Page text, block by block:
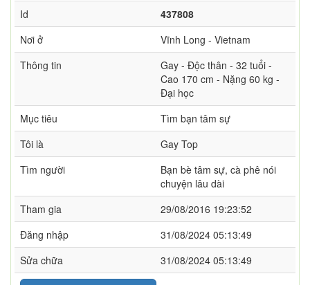
Id
437808
Nơi ở
Vĩnh Long - Vietnam
Thông tin
Gay - Độc thân - 32 tuổi -
Cao 170 cm - Nặng 60 kg -
Đại học
Mục tiêu
Tìm bạn tâm sự
Tôi là
Gay Top
Tìm người
Bạn bè tâm sự, cà phê nói
chuyện lâu dài
Tham gia
29/08/2016 19:23:52
Đăng nhập
31/08/2024 05:13:49
Sửa chữa
31/08/2024 05:13:49